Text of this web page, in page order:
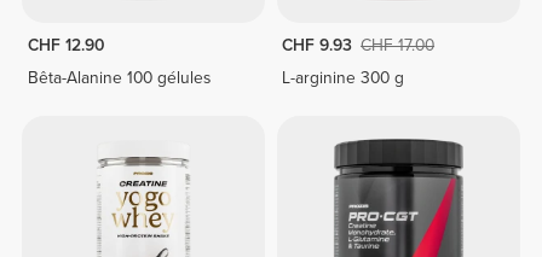
CHF 12.90
Bêta-Alanine 100 gélules
CHF 9.93 CHF 17.00
L-arginine 300 g